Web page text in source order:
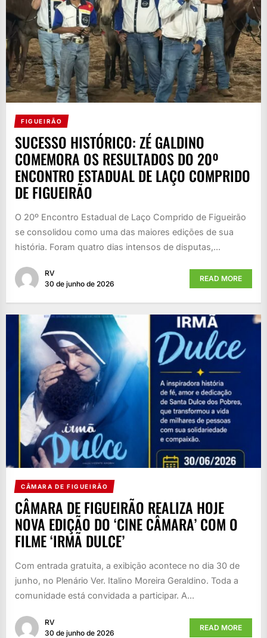
FIGUEIRÃO
SUCESSO HISTÓRICO: ZÉ GALDINO
COMEMORA OS RESULTADOS DO 20º
ENCONTRO ESTADUAL DE LAÇO COMPRIDO
DE FIGUEIRÃO
O 20º Encontro Estadual de Laço Comprido de Figueirão
se consolidou como uma das maiores edições de sua
história. Foram quatro dias intensos de disputas,...
RV
30 de junho de 2026
READ MORE
CÂMARA DE FIGUEIRÃO
CÂMARA DE FIGUEIRÃO REALIZA HOJE
NOVA EDIÇÃO DO ‘CINE CÂMARA’ COM O
FILME ‘IRMÃ DULCE’
Com entrada gratuita, a exibição acontece no dia 30 de
junho, no Plenário Ver. Italino Moreira Geraldino. Toda a
comunidade está convidada a participar. A...
RV
30 de junho de 2026
READ MORE